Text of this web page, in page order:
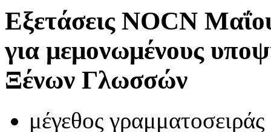
Εξετάσεις NOCN
για μεμονωμένους
Ξένων Γλωσσών
μέγεθος γραμματοσειράς